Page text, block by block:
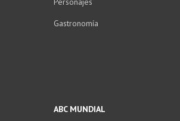
Gastronomía
ABC MUNDIAL